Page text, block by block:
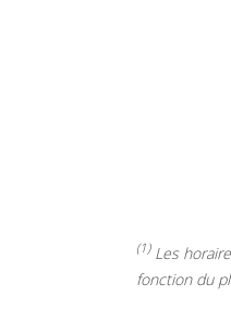
(1)Les
fonction du